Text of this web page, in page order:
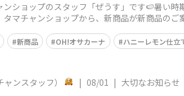
ショップのスタッフ「ぜうす」です🍉暑い
マチャンショップから、新商品が新商品の
新商品 OH!オサカーナ ハニーレモン仕立
ンスタッフ） | 08/01 | 大切なお知らせ